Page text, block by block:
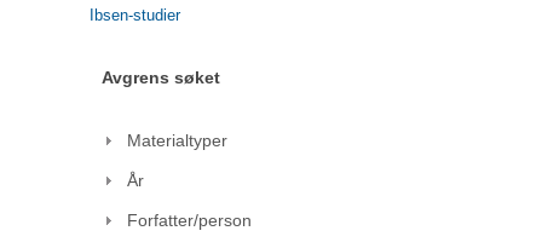
Ibsen-studier
Avgrens søket
Materialtyper
År
Forfatter/person